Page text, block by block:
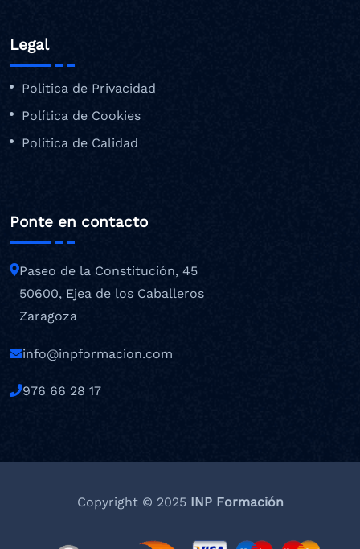
Legal
Politica de Privacidad
Política de Cookies
Política de Calidad
Ponte en contacto
Paseo de la Constitución, 45
50600, Ejea de los Caballeros
Zaragoza
info@inpformacion.com
976 66 28 17
Copyright © 2025INP Formación